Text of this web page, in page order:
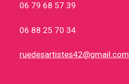
06 79 68 57 39
06 88 25 70 34
ruedesartistes42@gmail.com